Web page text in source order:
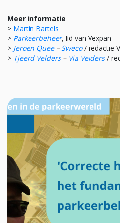
Meer informatie
> Martin Bartels
> Parkeerbeheer, lid van Vexpan
> Jeroen Quee– Sweco/ redactie
> Tjeerd Velders– Via Velders/